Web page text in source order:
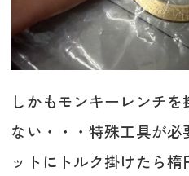
しかもモンキーレンチ
ない・・・特殊工具が
ットにトルク掛けたら